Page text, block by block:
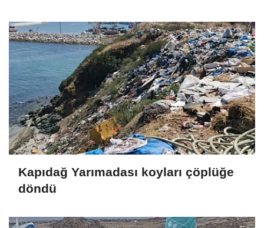
Kapıdağ Yarımadası koyları çöplüğe
döndü